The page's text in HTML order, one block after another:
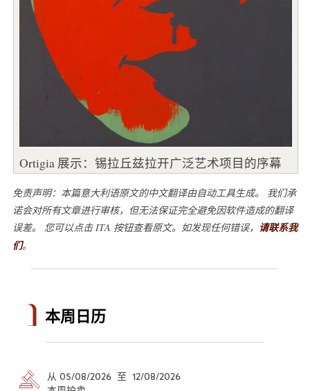
Ortigia 展示：锡拉丘兹拉开广泛艺术项目的序幕
免责声明：本篇意大利语原文的中文翻译由自动工具生成。 我们承
诺会对所有文章进行审核，但无法保证完全避免因软件造成的翻译
误差。 您可以点击 ITA 按钮查看原文。如发现任何错误， 请联系我
们。
本周日历
从 05/08/2026 至 12/08/2026